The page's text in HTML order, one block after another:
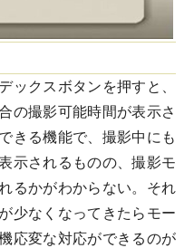
ックスボタンを押すと、
の撮影可能時間が表示さ
きる機能で、撮影中にも
示されるものの、撮影モ
るかがわからない。それ
少なくなってきたらモー
応変な対応ができるのが